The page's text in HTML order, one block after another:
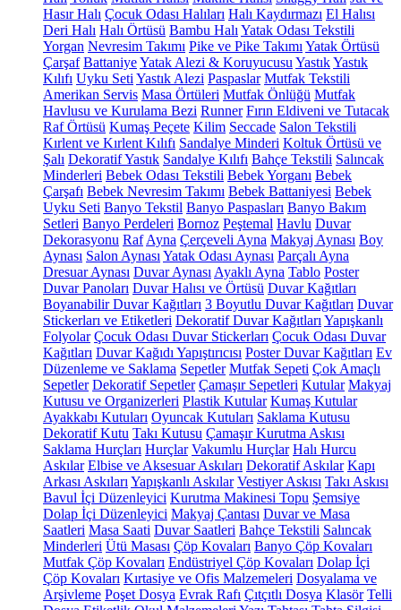
Hasır Halı Çocuk Odası Halıları Halı Kaydırmazı El Halısı
Deri Halı Halı Örtüsü Bambu Halı Yatak Odası Tekstili
Yorgan Nevresim Takımı Pike ve Pike Takımı Yatak Örtüsü
Çarşaf BattaniyeYatak Alezi & Koruyucusu YastıkYastık
Kılıfı Uyku Seti Yastık Alezi Paspaslar Mutfak Tekstili
Amerikan Servis Masa Örtüleri Mutfak Önlüğü Mutfak
Havlusu ve Kurulama Bezi Runner Fırın Eldiveni ve Tutacak
Raf Örtüsü Kumaş Peçete Kilim Seccade Salon Tekstili
Kırlent ve Kırlent Kılıfı Sandalye Minderi Koltuk Örtüsü ve
Şalı Dekoratif Yastık Sandalye Kılıfı Bahçe Tekstili Salıncak
Minderleri Bebek Odası Tekstili Bebek Yorganı Bebek
Çarşafı Bebek Nevresim Takımı Bebek Battaniyesi Bebek
Uyku Seti Banyo Tekstil Banyo Paspasları Banyo Bakım
Setleri Banyo Perdeleri Bornoz Peştemal Havlu Duvar
Dekorasyonu Raf Ayna Çerçeveli Ayna Makyaj Aynası Boy
Aynası Salon Aynası Yatak Odası Aynası Parçalı Ayna
Dresuar Aynası Duvar Aynası Ayaklı Ayna Tablo Poster
Duvar Panoları Duvar Halısı ve Örtüsü Duvar Kağıtları
Boyanabilir Duvar Kağıtları 3 Boyutlu Duvar Kağıtları Duvar
Stickerları ve Etiketleri Dekoratif Duvar Kağıtları Yapışkanlı
Folyolar Çocuk Odası Duvar Stickerları Çocuk Odası Duvar
Kağıtları Duvar Kağıdı Yapıştırıcısı Poster Duvar Kağıtları Ev
Düzenleme ve Saklama Sepetler Mutfak Sepeti Çok Amaçlı
Sepetler Dekoratif Sepetler Çamaşır Sepetleri Kutular Makyaj
Kutusu ve Organizerleri Plastik Kutular Kumaş Kutular
Ayakkabı Kutuları Oyuncak Kutuları Saklama Kutusu
Dekoratif Kutu Takı Kutusu Çamaşır Kurutma Askısı
Saklama Hurçları Hurçlar Vakumlu Hurçlar Halı Hurcu
Askılar Elbise ve Aksesuar Askıları Dekoratif Askılar Kapı
Arkası Askıları Yapışkanlı Askılar Vestiyer Askısı Takı Askısı
Bavul İçi Düzenleyici Kurutma Makinesi Topu Şemsiye
Dolap İçi Düzenleyici Makyaj Çantası Duvar ve Masa
Saatleri Masa Saati Duvar Saatleri Bahçe Tekstili Salıncak
Minderleri Ütü Masası Çöp Kovaları Banyo Çöp Kovaları
Mutfak Çöp Kovaları Endüstriyel Çöp Kovaları Dolap İçi
Çöp Kovaları Kırtasiye ve Ofis Malzemeleri Dosyalama ve
Arşivleme Poşet Dosya Evrak Rafı Çıtçıtlı Dosya Klasör Telli